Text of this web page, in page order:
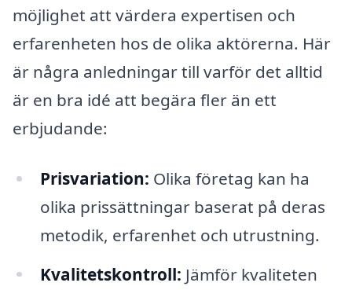
möjlighet att värdera expertisen och
erfarenheten hos de olika aktörerna. Här
är några anledningar till varför det alltid
är en bra idé att begära fler än ett
erbjudande:
Prisvariation: Olika företag kan ha
olika prissättningar baserat på deras
metodik, erfarenhet och utrustning.
Kvalitetskontroll: Jämför kvaliteten